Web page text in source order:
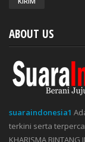
ABOUT US
suaraindonesia1
terkini serta
KHARISMA